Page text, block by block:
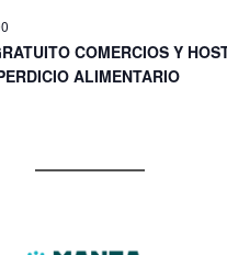
COMERCIOS Y
ALIMENTARIO